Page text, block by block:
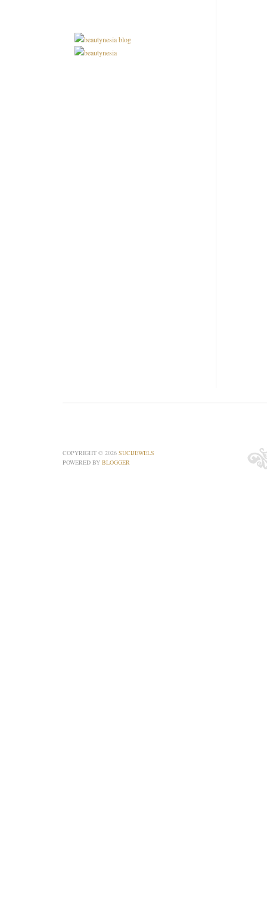
COPYRIGHT © 2026 SUCIJEWELS
POWERED BY BLOGGER